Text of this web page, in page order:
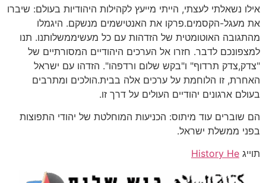
אילו נשאלתי לעצתי, הייתי מייעץ לקהילות היהודיות בעולם: שיברו
את מעגל-הקסמים.פרקו את האנטישמים מנשקם. היגמלו
מהתגובה האוטומטית של הזדהות עם כל מעשיממשלותנו. תנו
למצפונכם לדבר. חזרו אל הערכים היהודיים המסורתיים של
"צדק,צדק תרדוף" ו"בקש שלום ורדפהו". הזדהו עם ישראל
האחרת, זו הלוחמת על ערכים אלה בבית.הולכים ומתרבים
בעולם ארגונים יהודיים העולים על דרך זו.
הם שוברים עוד מיתוס: הכניעות המוחלטת של יהודי התפוצות
בפני ממשלת ישראל.
תוייג History He